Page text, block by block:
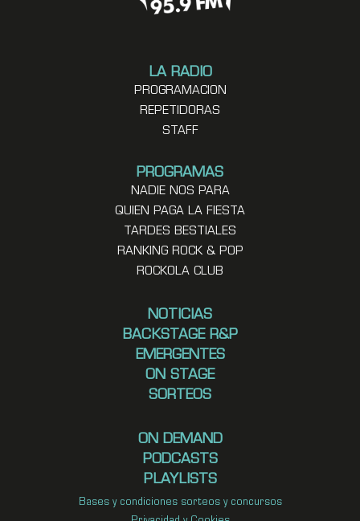
LA RADIO
PROGRAMACION
REPETIDORAS
STAFF
PROGRAMAS
NADIE NOS PARA
QUIEN PAGA LA FIESTA
TARDES BESTIALES
RANKING ROCK & POP
ROCKOLA CLUB
NOTICIAS
BACKSTAGE R&P
EMERGENTES
ON STAGE
SORTEOS
ON DEMAND
PODCASTS
PLAYLISTS
Bases y condiciones sorteos y concursos